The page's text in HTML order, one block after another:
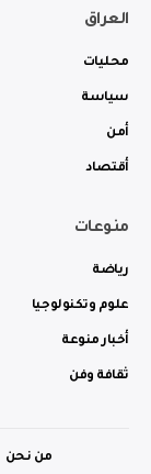
العراق
محليات
سياسة
أمن
أقتصاد
منوعات
رياضة
علوم وتكنولوجيا
أخبار منوعة
ثقافة وفن
من نحن